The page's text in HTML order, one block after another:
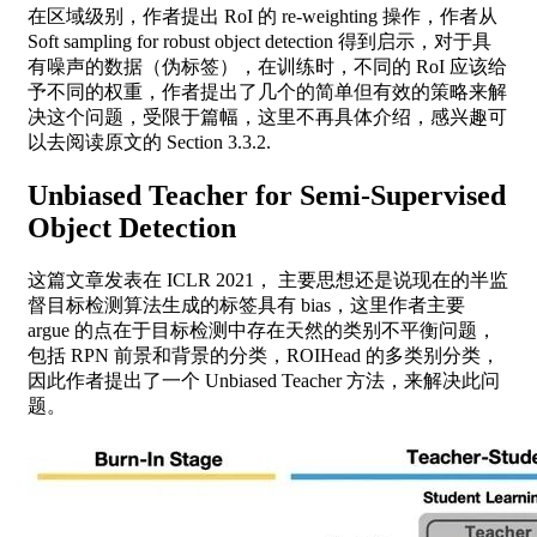
在区域级别，作者提出 RoI 的 re-weighting 操作，作者从
Soft sampling for robust object detection 得到启示，对于具
有噪声的数据（伪标签），在训练时，不同的 RoI 应该给
予不同的权重，作者提出了几个的简单但有效的策略来解
决这个问题，受限于篇幅，这里不再具体介绍，感兴趣可
以去阅读原文的 Section 3.3.2.
Unbiased Teacher for Semi-Supervised
Object Detection
这篇文章发表在 ICLR 2021， 主要思想还是说现在的半监
督目标检测算法生成的标签具有 bias，这里作者主要
argue 的点在于目标检测中存在天然的类别不平衡问题，
包括 RPN 前景和背景的分类，ROIHead 的多类别分类，
因此作者提出了一个 Unbiased Teacher 方法，来解决此问
题。